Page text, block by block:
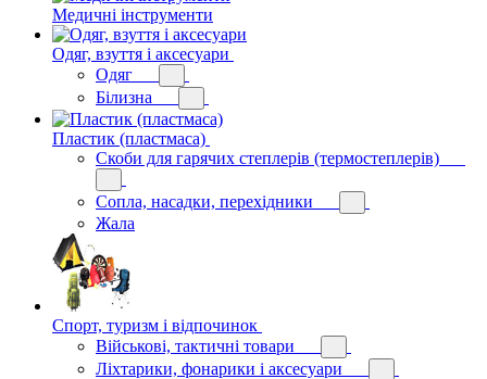
Медичні інструменти
Одяг, взуття і аксесуари
Одяг
Білизна
Пластик (пластмаса)
Скоби для гарячих степлерів (термостеплерів)
Сопла, насадки, перехідники
Жала
Спорт, туризм і відпочинок
Військові, тактичні товари
Ліхтарики, фонарики і аксесуари